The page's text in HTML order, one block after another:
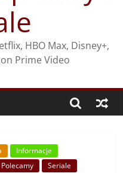
HBO Max, Disney+,
Prime Video
Informacje
Polecamy Seriale